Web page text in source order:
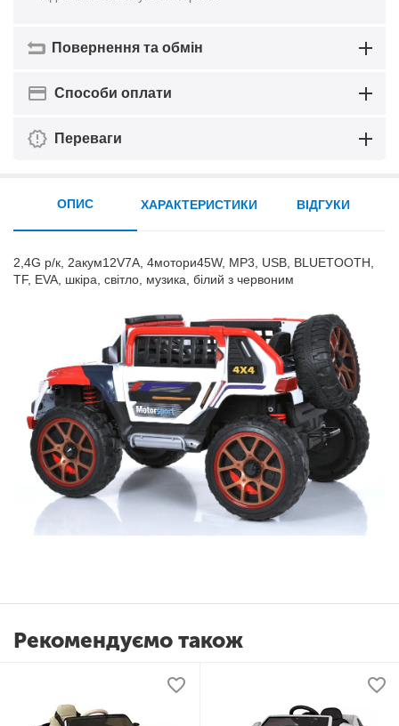
Повернення та обмін
Способи оплати
Переваги
ОПИС
2,4G р/к, 2акум12V7A, 4мотори45W, MP3, USB, BLUETOOTH,
TF, EVA, шкіра, світло, музика, білий з червоним
ХАРАКТЕРИСТИКИ ВІДГУКИ
Рекомендуємо також